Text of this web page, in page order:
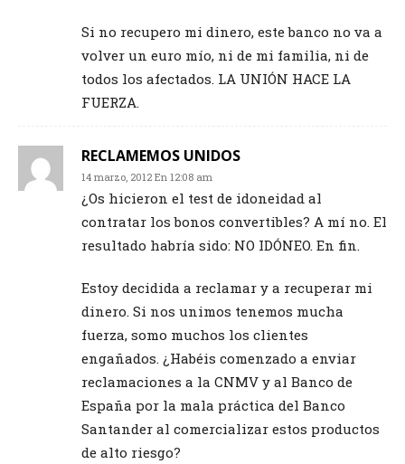
Si no recupero mi dinero, este banco no va a
volver un euro mío, ni de mi familia, ni de
todos los afectados. LA UNIÓN HACE LA
FUERZA.
RECLAMEMOS UNIDOS
14 marzo, 2012 En 12:08 am
¿Os hicieron el test de idoneidad al
contratar los bonos convertibles? A mí no. El
resultado habría sido: NO IDÓNEO. En fin.
Estoy decidida a reclamar y a recuperar mi
dinero. Si nos unimos tenemos mucha
fuerza, somo muchos los clientes
engañados. ¿Habéis comenzado a enviar
reclamaciones a la CNMV y al Banco de
España por la mala práctica del Banco
Santander al comercializar estos productos
de alto riesgo?